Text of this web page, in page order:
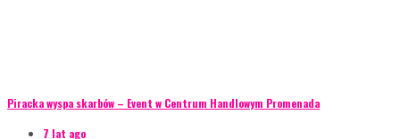
Piracka wyspa skarbów – Event w Centrum Handlowym Promenada
7 lat ago